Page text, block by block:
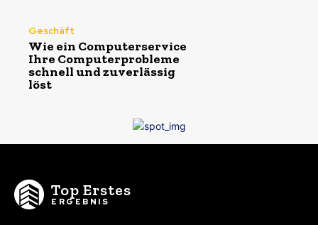
Geschäft
Wie ein Computerservice
Ihre Computerprobleme
schnell und zuverlässig
löst
Top Erstes
ERGEBNIS